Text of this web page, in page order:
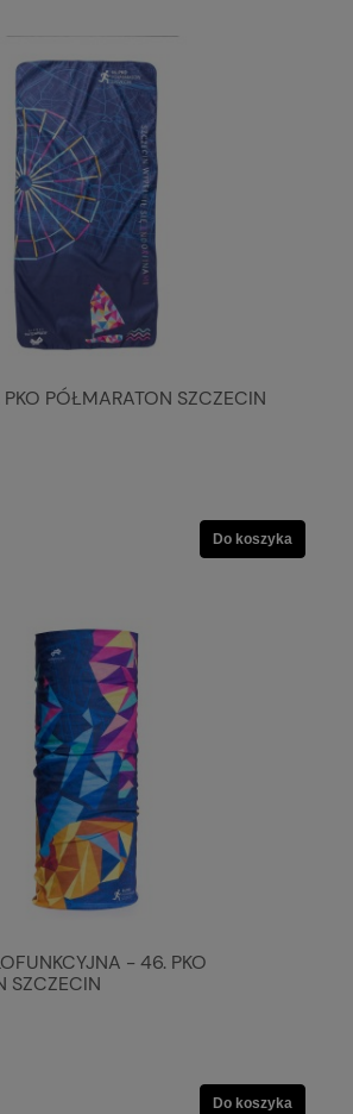
PÓŁMARATON SZCZECIN
Do koszyka
- 46. PKO
SZCZECIN
Do koszyka